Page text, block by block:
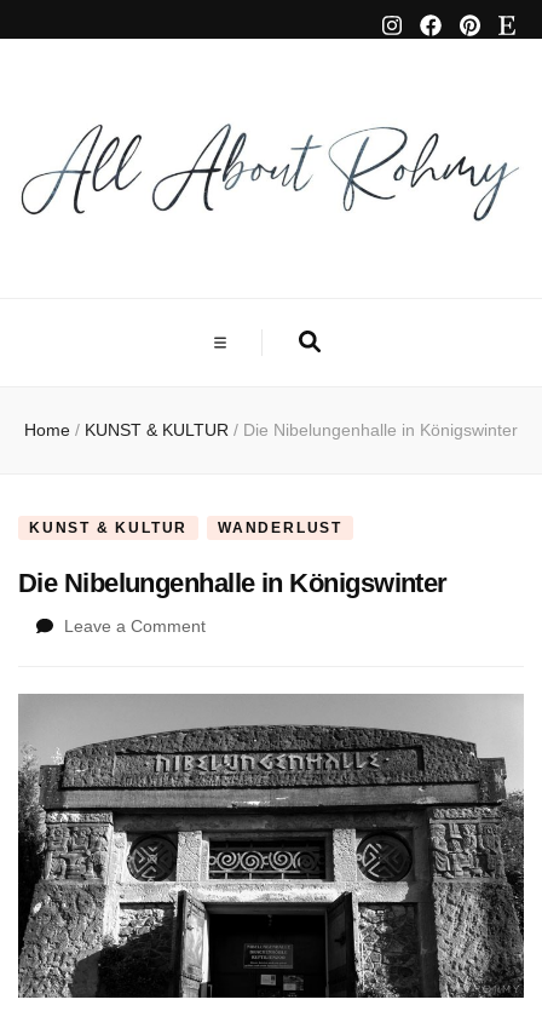
Home / KUNST & KULTUR / Die Nibelungenhalle in Königswinter
KUNST & KULTUR WANDERLUST
Die Nibelungenhalle in Königswinter
Leave a Commenton
Königswinter